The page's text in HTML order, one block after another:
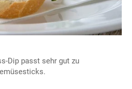
Dip passt sehr gut zu